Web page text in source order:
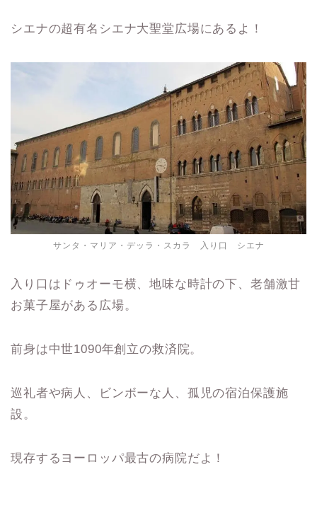
シエナの超有名シエナ大聖堂広場にあるよ！
サンタ・マリア・デッラ・スカラ 入り口 シエナ
入り口はドゥオーモ横、地味な時計の下、老舗激甘
お菓子屋がある広場。
前身は中世1090年創立の救済院。
巡礼者や病人、ビンボーな人、孤児の宿泊保護施
設。
現存するヨーロッパ最古の病院だよ！